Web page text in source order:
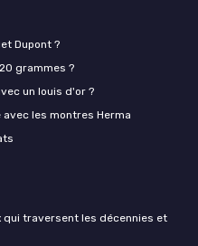
Dupont ?
grammes ?
un louis d'or ?
les montres Herma
qui traversent les décennies et